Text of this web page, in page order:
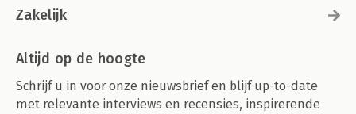
Zakelijk
Altijd op de hoogte
Schrijf u in voor onze nieuwsbrief en blijf up-to-date
met relevante interviews en recensies, inspirerende